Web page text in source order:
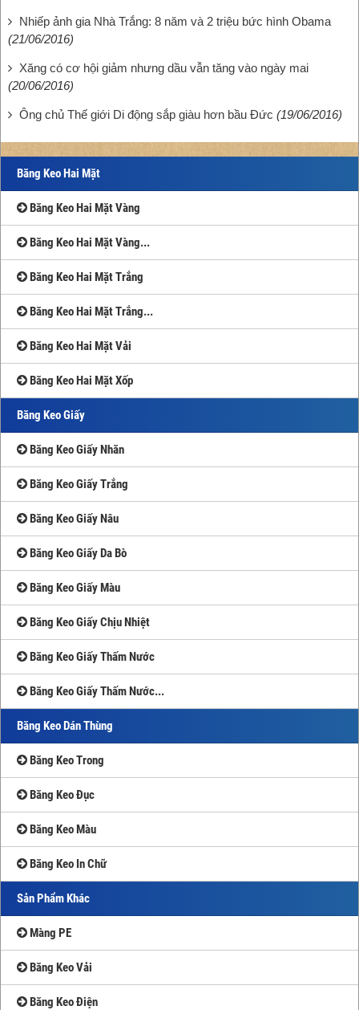
Nhiếp ảnh gia Nhà Trắng: 8 năm và 2 triệu bức hình Obama
(21/06/2016)
Xăng có cơ hội giảm nhưng dầu vẫn tăng vào ngày mai
(20/06/2016)
Ông chủ Thế giới Di động sắp giàu hơn bầu Đức (19/06/2016)
Băng Keo Hai Mặt
Băng Keo Hai Mặt Vàng
Băng Keo Hai Mặt Vàng...
Băng Keo Hai Mặt Trắng
Băng Keo Hai Mặt Trắng...
Băng Keo Hai Mặt Vải
Băng Keo Hai Mặt Xốp
Băng Keo Giấy
Băng Keo Giấy Nhăn
Băng Keo Giấy Trắng
Băng Keo Giấy Nâu
Băng Keo Giấy Da Bò
Băng Keo Giấy Màu
Băng Keo Giấy Chịu Nhiệt
Băng Keo Giấy Thấm Nước
Băng Keo Giấy Thấm Nước...
Băng Keo Dán Thùng
Băng Keo Trong
Băng Keo Đục
Băng Keo Màu
Băng Keo In Chữ
Sản Phẩm Khác
Màng PE
Băng Keo Vải
Băng Keo Điện